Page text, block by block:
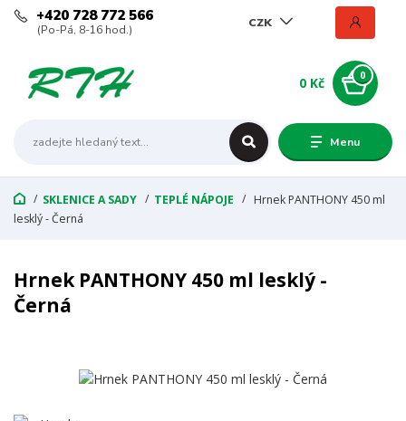
Menu
CZK
+420 728 772 566
(Po-Pá, 8-16 hod.)
0
0 Kč
SKLENICE A SADY TEPLÉ NÁPOJE
Hrnek PANTHONY 450 ml
lesklý - Černá
Hrnek PANTHONY 450 ml lesklý -
Černá